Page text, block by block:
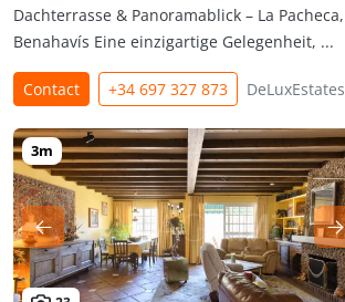
Dachterrasse & Panoramablick – La Pacheca,
Benahavís Eine einzigartige Gelegenheit, ...
Contact +34 697 327 873 DeLuxEstates